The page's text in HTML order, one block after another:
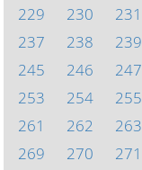
229
230 231
237
238 239
245
246 247
253
254 255
261
262 263
269
270 271